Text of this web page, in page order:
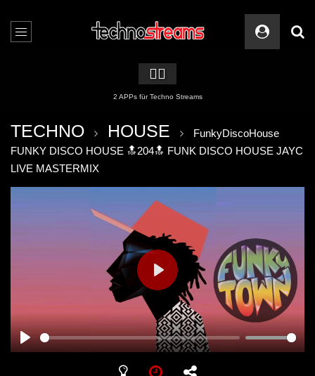
🏳️‍🌈
2 APPs für Techno Streams
TECHNO HOUSE
FunkyDiscoHouse
FUNKY DISCO HOUSE 🔝204🔝 FUNK DISCO HOUSE JAYC
LIVE MASTERMIX
PLAY
PLAY